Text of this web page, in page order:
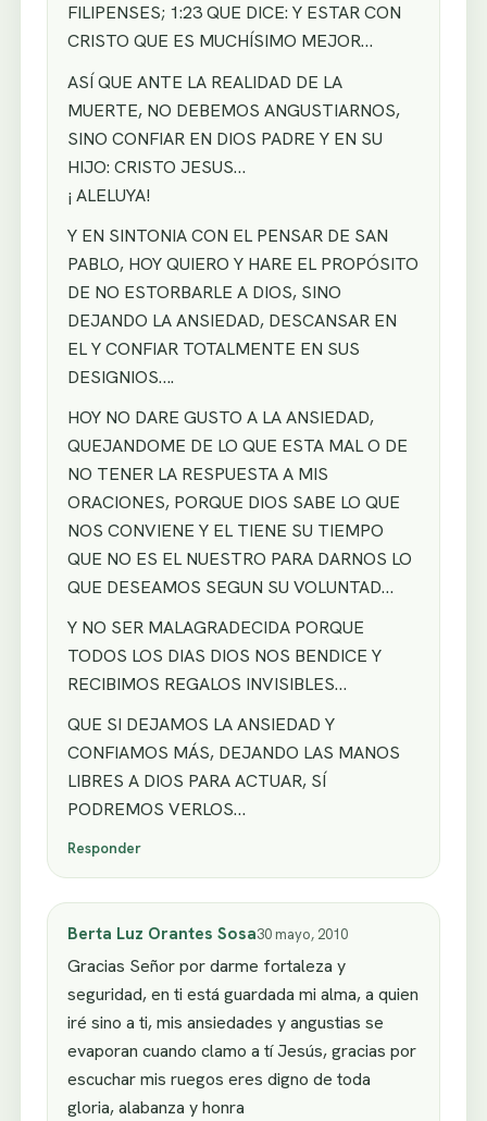
FILIPENSES; 1:23 QUE DICE: Y ESTAR CON
CRISTO QUE ES MUCHÍSIMO MEJOR…
ASÍ QUE ANTE LA REALIDAD DE LA
MUERTE, NO DEBEMOS ANGUSTIARNOS,
SINO CONFIAR EN DIOS PADRE Y EN SU
HIJO: CRISTO JESUS…
¡ ALELUYA!
Y EN SINTONIA CON EL PENSAR DE SAN
PABLO, HOY QUIERO Y HARE EL PROPÓSITO
DE NO ESTORBARLE A DIOS, SINO
DEJANDO LA ANSIEDAD, DESCANSAR EN
EL Y CONFIAR TOTALMENTE EN SUS
DESIGNIOS….
HOY NO DARE GUSTO A LA ANSIEDAD,
QUEJANDOME DE LO QUE ESTA MAL O DE
NO TENER LA RESPUESTA A MIS
ORACIONES, PORQUE DIOS SABE LO QUE
NOS CONVIENE Y EL TIENE SU TIEMPO
QUE NO ES EL NUESTRO PARA DARNOS LO
QUE DESEAMOS SEGUN SU VOLUNTAD…
Y NO SER MALAGRADECIDA PORQUE
TODOS LOS DIAS DIOS NOS BENDICE Y
RECIBIMOS REGALOS INVISIBLES…
QUE SI DEJAMOS LA ANSIEDAD Y
CONFIAMOS MÁS, DEJANDO LAS MANOS
LIBRES A DIOS PARA ACTUAR, SÍ
PODREMOS VERLOS…
Responder
Berta Luz Orantes Sosa30 mayo, 2010
Gracias Señor por darme fortaleza y
seguridad, en ti está guardada mi alma, a quien
iré sino a ti, mis ansiedades y angustias se
evaporan cuando clamo a tí Jesús, gracias por
escuchar mis ruegos eres digno de toda
gloria, alabanza y honra